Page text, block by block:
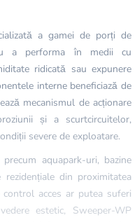
a gamei de porți de
a performa în medii cu
ridicată sau expunere
interne beneficiază de
mecanismul de acționare
și a scurtcircuitelor,
severe de exploatare.
aquapark-uri, bazine
din proximitatea
acces ar putea suferi
estetic, Sweeper-WP